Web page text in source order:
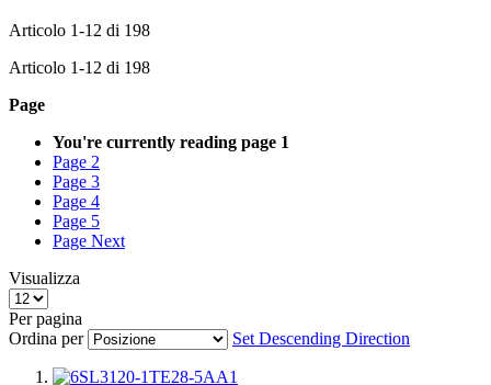
Articolo 1-12 di 198
Articolo 1-12 di 198
Page
You're currently reading page 1
Page 2
Page 3
Page 4
Page 5
Page Next
Visualizza
Per pagina
Ordina per
Set Descending Direction